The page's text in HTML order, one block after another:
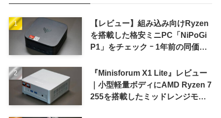
【レビュー】組み込み向けRyzen
を搭載した格安ミニPC「NiPoGi
P1」をチェック ｰ 1年前の同価格
『Minisforum X1 Lite』レビュー
｜小型軽量ボディにAMD Ryzen 7
255を搭載したミッドレンジモデ